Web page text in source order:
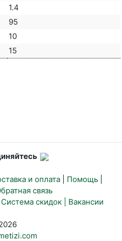
1.4
95
10
15
и оплата Помощь
связь
Система скидок | Вакансии